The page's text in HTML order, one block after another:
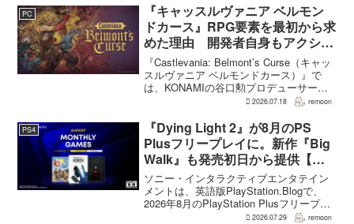
ると、シリーズディレクターの浜口直樹
氏がAU...
PC
『キャッスルヴァニア ベルモン
ドカース』RPG要素を最初から求
めた理由 開発者自身もアクショ
ンのつらさを実感
『Castlevania: Belmont’s Curse（キャッ
スルヴァニア ベルモンドカース）』で
は、KONAMIの谷口勲プロデューサー
が、レベルアップを含むRPG的システム
何度も挑戦すれば先へ進める...
2026.07.18 remoon
PS4
『Dying Light 2』が8月のPS
Plusフリープレイに。新作『Big
Walk』も発売初日から提供【海
外発表】
ソニー・インタラクティブエンタテイン
メントは、英語版PlayStation.Blogで、
2026年8月のPlayStation Plusフリープレ
イとして『Dying Light 2 Stay Human:
2026.07.29 remoon